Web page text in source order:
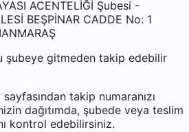
ACENTELİĞİ Şubesi -
BEŞPİNAR CADDE No: 1
şubeye gitmeden takip edebilir
takip numaranızı
dağıtımda, şubede veya teslim
kontrol edebilirsiniz.